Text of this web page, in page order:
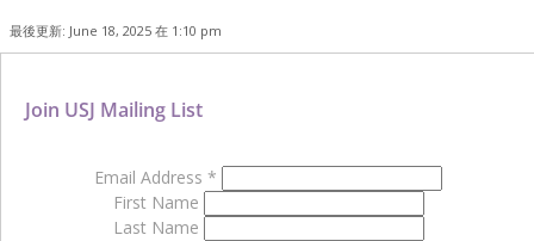
最後更新: June 18, 2025 在 1:10 pm
Join USJ Mailing List
Email Address *
First Name
Last Name